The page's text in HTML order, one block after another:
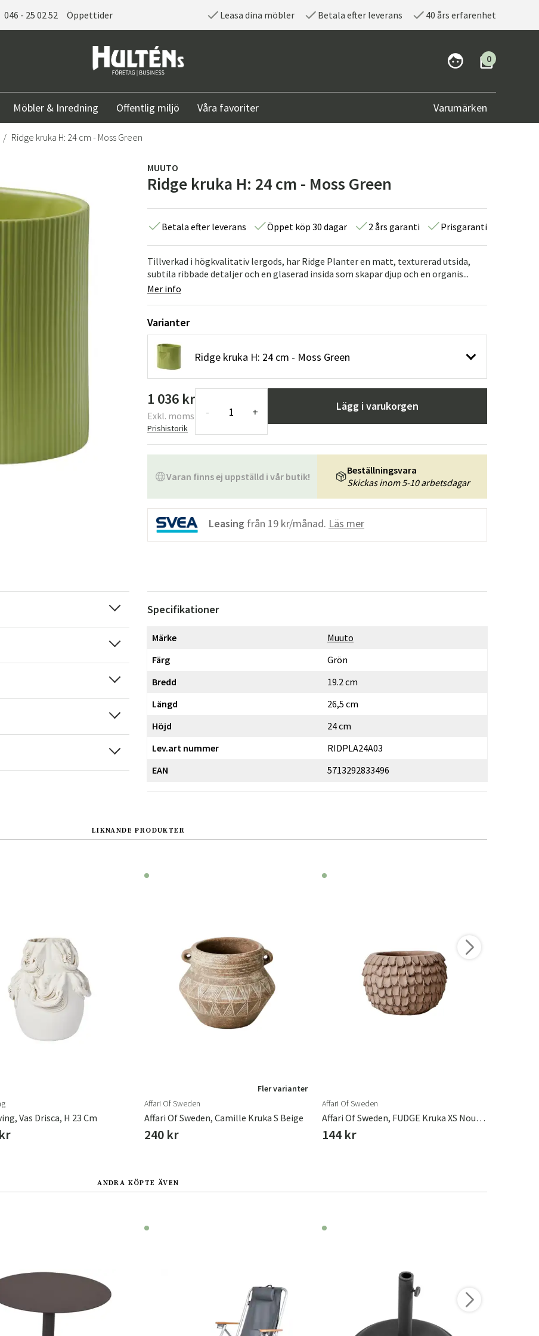
046 - 25 02 52 Öppettider Leasa dina möbler Betala efter leverans 40 års erfarenhet
0
Möbler & Inredning Offentlig miljö Våra favoriter Varumärken
Ridge kruka H: 24 cm - Moss Green
MUUTO
Ridge kruka H: 24 cm - Moss Green
Betala efter leverans Öppet köp 30 dagar 2 års garanti Prisgaranti
Tillverkad i högkvalitativ lergods, har Ridge Planter en matt, texturerad utsida,
subtila ribbade detaljer och en glaserad insida som skapar djup och en organis...
Mer info
Varianter
Ridge kruka H: 24 cm - Moss Green
1 036 kr
Exkl. moms
Prishistorik
- + Lägg i varukorgen
Varan finns ej uppställd i vår butik!
Beställningsvara
Skickas inom 5-10 arbetsdagar
Leasing från 19 kr/månad. Läs mer
Specifikationer
Märke
Muuto
Färg
Grön
Bredd
19.2 cm
Längd
26,5 cm
Höjd
24 cm
Lev.art nummer
RIDPLA24A03
EAN
5713292833496
LIKNANDE PRODUKTER
Vas Drisca, H 23 Cm
Fler varianter
Affari Of Sweden
Affari Of Sweden, Camille Kruka S Beige
240 kr
Affari Of Sweden
Affari Of Sweden, FUDGE Kruka XS Nougat Brown
144 kr
ANDRA KÖPTE ÄVEN